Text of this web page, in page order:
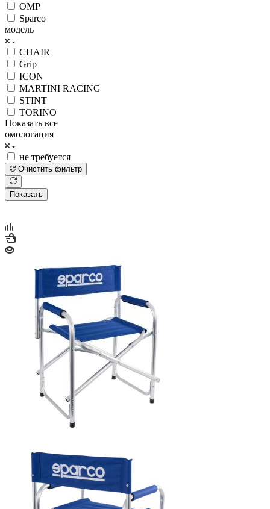
OMP
Sparco
модель
CHAIR
Grip
ICON
MARTINI RACING
STINT
TORINO
Показать все
омологация
не требуется
Очистить фильтр
Показать